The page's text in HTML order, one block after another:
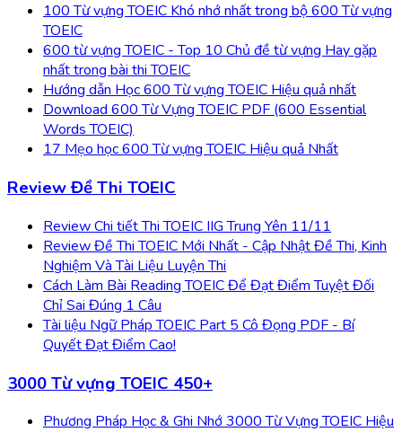
100 Từ vựng TOEIC Khó nhớ nhất trong bộ 600 Từ vựng
TOEIC
600 từ vựng TOEIC - Top 10 Chủ đề từ vựng Hay gặp
nhất trong bài thi TOEIC
Hướng dẫn Học 600 Từ vựng TOEIC Hiệu quả nhất
Download 600 Từ Vựng TOEIC PDF (600 Essential
Words TOEIC)
17 Mẹo học 600 Từ vựng TOEIC Hiệu quả Nhất
Review Đề Thi TOEIC
Review Chi tiết Thi TOEIC IIG Trung Yên 11/11
Review Đề Thi TOEIC Mới Nhất - Cập Nhật Đề Thi, Kinh
Nghiệm Và Tài Liệu Luyện Thi
Cách Làm Bài Reading TOEIC Để Đạt Điểm Tuyệt Đối
Chỉ Sai Đúng 1 Câu
Tài liệu Ngữ Pháp TOEIC Part 5 Cô Đọng PDF - Bí
Quyết Đạt Điểm Cao!
3000 Từ vựng TOEIC 450+
Phương Pháp Học & Ghi Nhớ 3000 Từ Vựng TOEIC Hiệu